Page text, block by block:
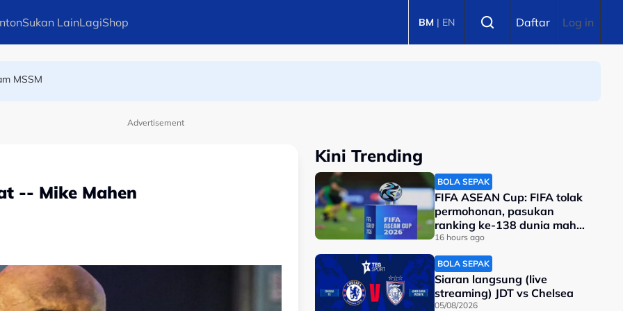
Sukan LainLagiShop BM | EN Daftar Log in
MSSM
Advertisement
-- Mike Mahen
Kini Trending
BOLA SEPAK
FIFA ASEAN Cup: FIFA tolak
permohonan, pasukan
ranking ke-138 dunia mahu
tarik diri?
16 hours ago
BOLA SEPAK
Siaran langsung (live
streaming) JDT vs Chelsea
05/08/2026